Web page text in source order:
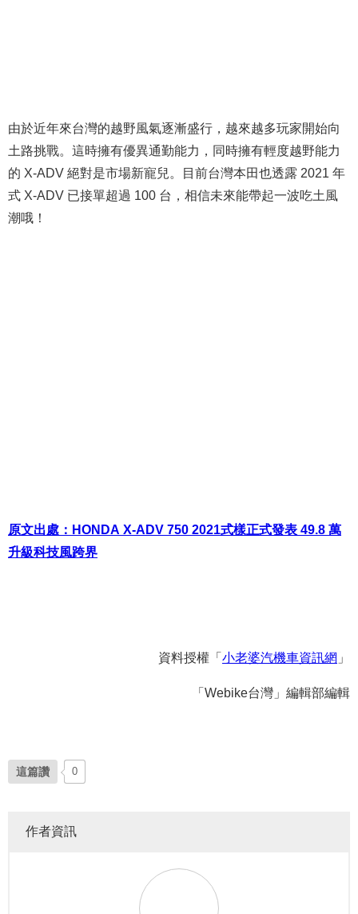
由於近年來台灣的越野風氣逐漸盛行，越來越多玩家開始向
土路挑戰。這時擁有優異通勤能力，同時擁有輕度越野能力
的 X-ADV 絕對是市場新寵兒。目前台灣本田也透露 2021 年
式 X-ADV 已接單超過 100 台，相信未來能帶起一波吃土風
潮哦！
原文出處：HONDA X-ADV 750 2021式樣正式發表 49.8 萬
升級科技風跨界
資料授權「 小老婆汽機車資訊網 」
「Webike台灣」編輯部編輯
這篇讚 0
作者資訊